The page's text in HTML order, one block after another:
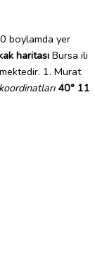
boylamda yer
haritası Bursa ili
1. Murat
40° 11